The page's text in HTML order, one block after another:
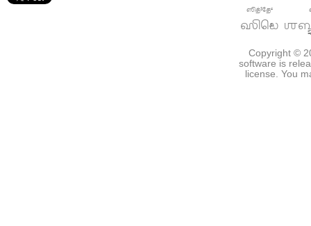
সিদ্ধে
ஸித்³தே⁴
Copyright ©
software is
license. You